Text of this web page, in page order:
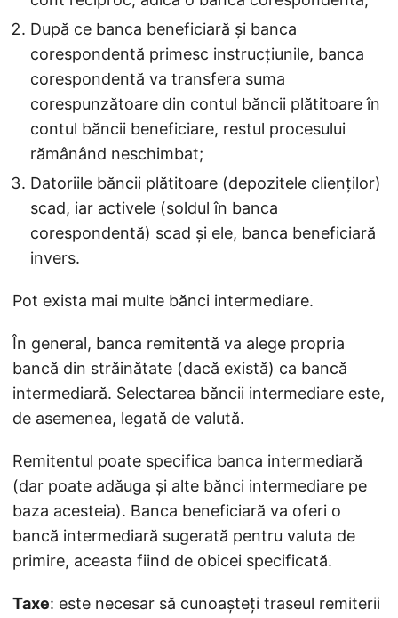
După ce banca beneficiară și banca
corespondentă primesc instrucțiunile, banca
corespondentă va transfera suma
corespunzătoare din contul băncii plătitoare în
contul băncii beneficiare, restul procesului
rămânând neschimbat;
Datoriile băncii plătitoare (depozitele clienților)
scad, iar activele (soldul în banca
corespondentă) scad și ele, banca beneficiară
invers.
Pot exista mai multe bănci intermediare.
În general, banca remitentă va alege propria
bancă din străinătate (dacă există) ca bancă
intermediară. Selectarea băncii intermediare este,
de asemenea, legată de valută.
Remitentul poate specifica banca intermediară
(dar poate adăuga și alte bănci intermediare pe
baza acesteia). Banca beneficiară va oferi o
bancă intermediară sugerată pentru valuta de
primire, aceasta fiind de obicei specificată.
Taxe: este necesar să cunoașteți traseul remiterii